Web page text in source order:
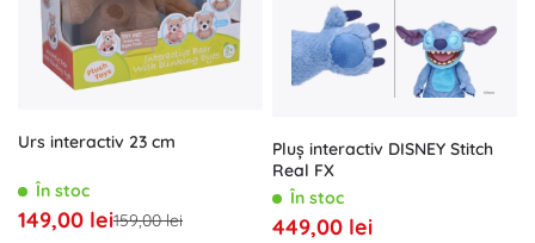
Urs interactiv 23 cm
În stoc
149,00 lei159,00 lei
Pluș interactiv DISNEY Stitch
Real FX
În stoc
449,00 lei